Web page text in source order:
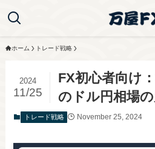
ホーム トレード戦略
FX初心者向け
のドル円相場
2024
11/25
トレード戦略 November 25, 2024